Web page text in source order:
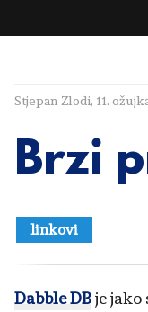
Stjepan Zlodi, 11.
Brzi
linkovi
Dabble DBje jako